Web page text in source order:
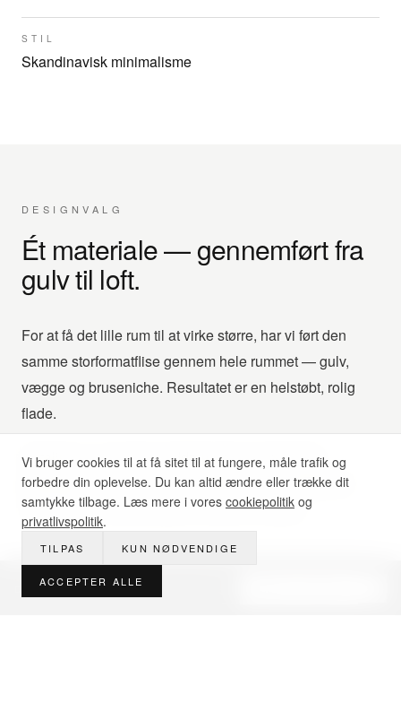
STIL
Skandinavisk minimalisme
DESIGNVALG
Ét materiale — gennemført fra
gulv til loft.
For at få det lille rum til at virke større, har vi ført den
samme storformatflise gennem hele rummet — gulv,
vægge og bruseniche. Resultatet er en helstøbt, rolig
flade.
Detaljerne er bevidst neddæmpede: børstet stål,
glasvæg uden ramme og et trekantet hjørneafløb der
nedprioriterer det tekniske til fordel for fladen.
Vi bruger cookies til at få sitet til at fungere, måle trafik og
forbedre din oplevelse. Du kan altid ændre eller trække dit
samtykke tilbage. Læs mere i vores cookiepolitik og
privatlivspolitik.
TILPAS KUN NØDVENDIGE
ACCEPTER ALLE
Designsparring · 3D fra 3.000 kr